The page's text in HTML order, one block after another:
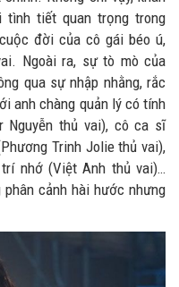
tiết quan trọng trong
đời của cô gái béo ú,
Ngoài ra, sự tò mò của
qua sự nhập nhằng, rắc
anh chàng quản lý có tính
Nguyễn thủ vai), cô ca sĩ
Trinh Jolie thủ vai),
nhớ (Việt Anh thủ vai)…
cảnh hài hước nhưng